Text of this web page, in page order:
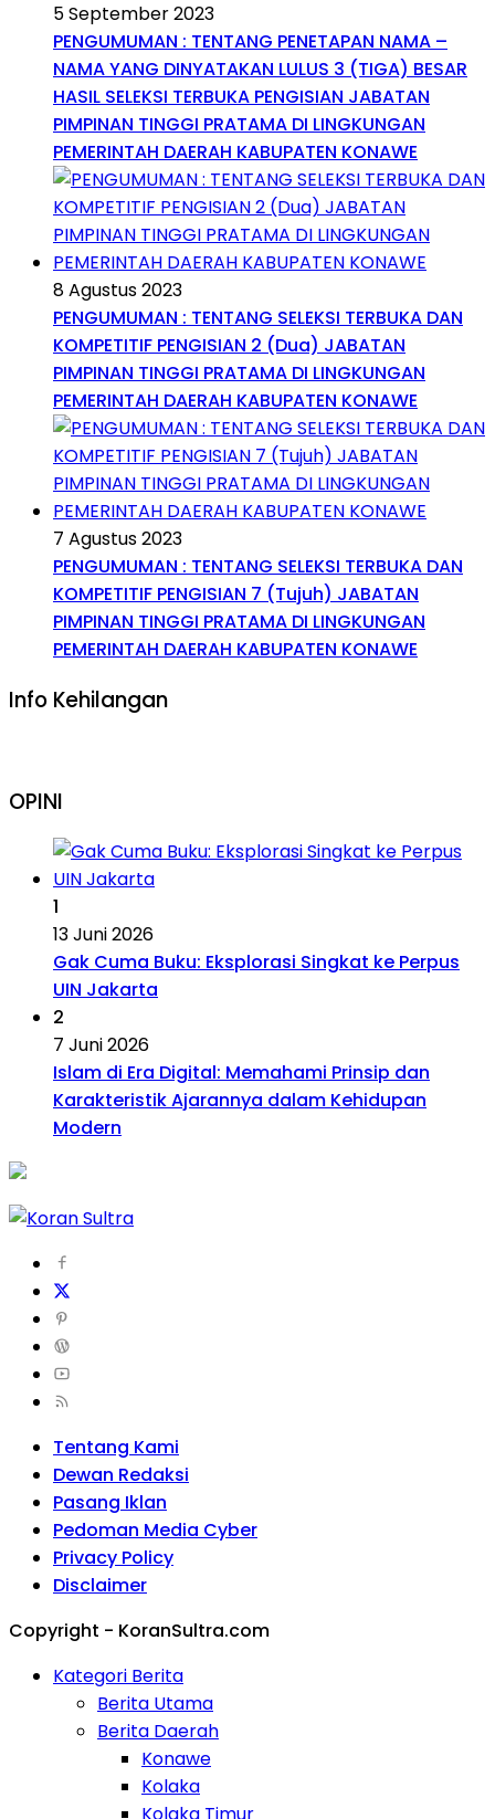
5 September 2023
PENGUMUMAN : TENTANG PENETAPAN NAMA –
NAMA YANG DINYATAKAN LULUS 3 (TIGA) BESAR
HASIL SELEKSI TERBUKA PENGISIAN JABATAN
PIMPINAN TINGGI PRATAMA DI LINGKUNGAN
PEMERINTAH DAERAH KABUPATEN KONAWE
8 Agustus 2023
PENGUMUMAN : TENTANG SELEKSI TERBUKA DAN
KOMPETITIF PENGISIAN 2 (Dua) JABATAN
PIMPINAN TINGGI PRATAMA DI LINGKUNGAN
PEMERINTAH DAERAH KABUPATEN KONAWE
7 Agustus 2023
PENGUMUMAN : TENTANG SELEKSI TERBUKA DAN
KOMPETITIF PENGISIAN 7 (Tujuh) JABATAN
PIMPINAN TINGGI PRATAMA DI LINGKUNGAN
PEMERINTAH DAERAH KABUPATEN KONAWE
Info Kehilangan
OPINI
1
13 Juni 2026
Gak Cuma Buku: Eksplorasi Singkat ke Perpus
UIN Jakarta
2
7 Juni 2026
Islam di Era Digital: Memahami Prinsip dan
Karakteristik Ajarannya dalam Kehidupan
Modern
Tentang Kami
Dewan Redaksi
Pasang Iklan
Pedoman Media Cyber
Privacy Policy
Disclaimer
Copyright - KoranSultra.com
Kategori Berita
Berita Utama
Berita Daerah
Konawe
Kolaka